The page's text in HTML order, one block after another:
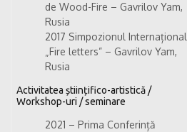
de Wood-Fire – Gavrilov Yam,
Rusia
2017 Simpozionul Internațional
„Fire letters” – Gavrilov Yam,
Rusia
Activitatea științifico-artistică /
Workshop-uri / seminare
2021 – Prima Conferință